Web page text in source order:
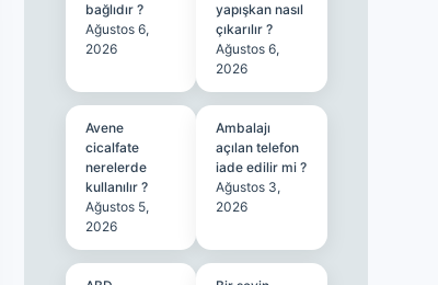
bağlıdır ?
Ağustos 6,
2026
yapışkan nasıl
çıkarılır ?
Ağustos 6,
2026
Avene
cicalfate
nerelerde
kullanılır ?
Ağustos 5,
2026
Ambalajı
açılan telefon
iade edilir mi ?
Ağustos 3,
2026